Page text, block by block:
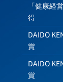
「健康経
得
DAIDO
賞
DAIDO
賞